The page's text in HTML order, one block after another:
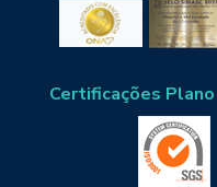
Certificações